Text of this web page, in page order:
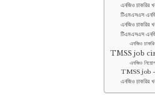
এনজিও চাকরির
টিএমএসএস
এনজিও চাকরির
টিএমএসএস
এনজিও
TMSS job
এনজিও
TMSS job –
এনজিও